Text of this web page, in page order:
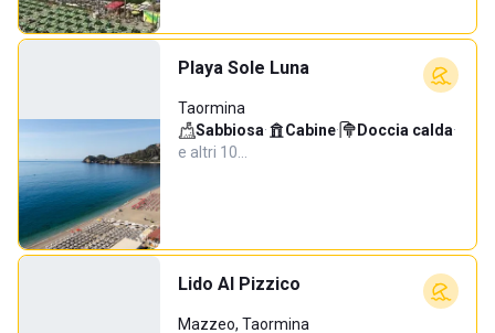
Playa Sole Luna
Taormina
Sabbiosa· Cabine· Doccia calda·
e altri 10…
Lido Al Pizzico
Mazzeo, Taormina